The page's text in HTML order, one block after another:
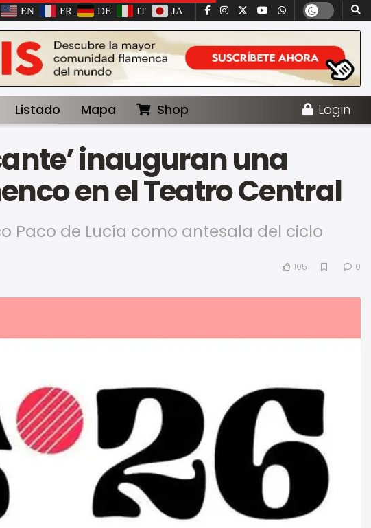
EN FR DE IT JA
Listado Mapa Shop Login
inauguran una
en el Teatro Central
Paco de Lucía como antesala del ciclo
105 0